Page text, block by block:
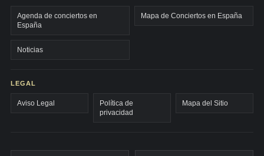
Agenda de conciertos en
España
Mapa de Conciertos en España
Noticias
LEGAL
Aviso Legal
Política de
privacidad
Mapa del Sitio